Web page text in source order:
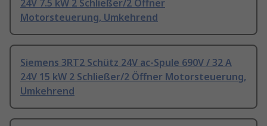
24V 7.5 kW 2 Schließer/2 Öffner
Motorsteuerung, Umkehrend
Siemens 3RT2 Schütz 24V ac-Spule 690V / 32 A
24V 15 kW 2 Schließer/2 Öffner Motorsteuerung,
Umkehrend